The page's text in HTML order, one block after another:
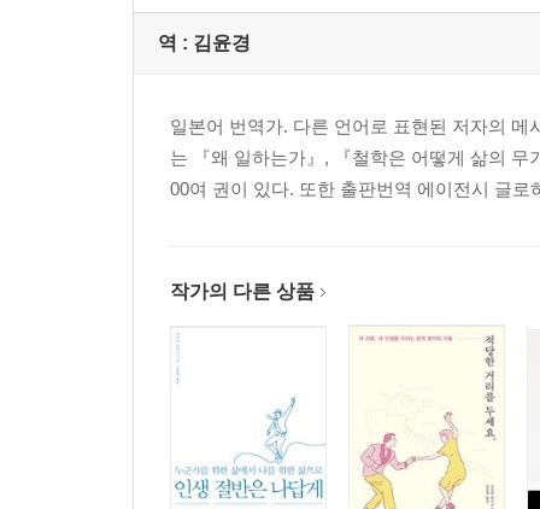
역 : 김윤경
일본어 번역가. 다른 언어로 표현된 저자의
는 『왜 일하는가』, 『철학은 어떻게 삶의
00여 권이 있다. 또한 출판번역 에이전시 글
작가의 다른 상품